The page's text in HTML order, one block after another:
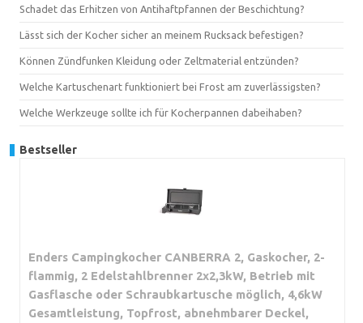
Schadet das Erhitzen von Antihaftpfannen der Beschichtung?
Lässt sich der Kocher sicher an meinem Rucksack befestigen?
Können Zündfunken Kleidung oder Zeltmaterial entzünden?
Welche Kartuschenart funktioniert bei Frost am zuverlässigsten?
Welche Werkzeuge sollte ich für Kocherpannen dabeihaben?
Bestseller
Enders Campingkocher CANBERRA 2, Gaskocher, 2-
flammig, 2 Edelstahlbrenner 2x2,3kW, Betrieb mit
Gasflasche oder Schraubkartusche möglich, 4,6kW
Gesamtleistung, Topfrost, abnehmbarer Deckel,